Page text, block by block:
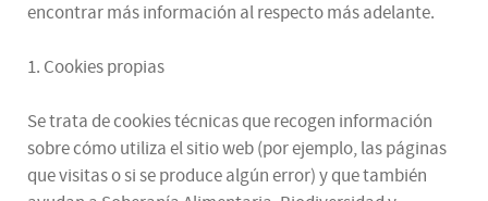
encontrar más información al respecto más adelante.
1. Cookies propias
Se trata de cookies técnicas que recogen información
sobre cómo utiliza el sitio web (por ejemplo, las páginas
que visitas o si se produce algún error) y que también